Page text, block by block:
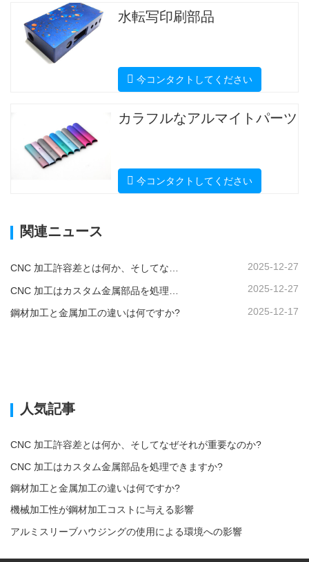
水転写印刷部品
今コンタクトしてください
カラフルなアルマイトパーツ
今コンタクトしてください
関連ニュース
CNC 加工許容差とは何か、そしてなぜそれが重要なのか? 2025-12-27
2025-12-27
鋼材加工と金属加工の違いは何ですか? 2025-12-17
人気記事
CNC 加工許容差とは何か、そしてなぜそれが重要なのか?
CNC 加工はカスタム金属部品を処理できますか?
鋼材加工と金属加工の違いは何ですか?
機械加工性が鋼材加工コストに与える影響
アルミスリーブハウジングの使用による環境への影響